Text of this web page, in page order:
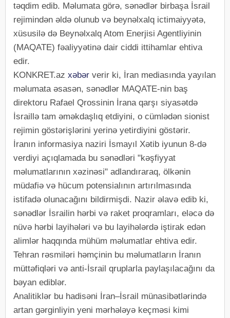
təqdim edib. Məlumata görə, sənədlər birbaşa İsrail
rejimindən əldə olunub və beynəlxalq ictimaiyyətə,
xüsusilə də Beynəlxalq Atom Enerjisi Agentliyinin
(MAQATE) fəaliyyətinə dair ciddi ittihamlar ehtiva
edir.
KONKRET.az xəbər verir ki, İran mediasında yayılan
məlumata əsasən, sənədlər MAQATE-nin baş
direktoru Rafael Qrossinin İrana qarşı siyasətdə
İsraillə tam əməkdaşlıq etdiyini, o cümlədən sionist
rejimin göstərişlərini yerinə yetirdiyini göstərir.
İranın informasiya naziri İsmayıl Xətib iyunun 8-də
verdiyi açıqlamada bu sənədləri "kəşfiyyat
məlumatlarının xəzinəsi" adlandıraraq, ölkənin
müdafiə və hücum potensialının artırılmasında
istifadə olunacağını bildirmişdi. Nazir əlavə edib ki,
sənədlər İsrailin hərbi və raket proqramları, eləcə də
nüvə hərbi layihələri və bu layihələrdə iştirak edən
alimlər haqqında mühüm məlumatlar ehtiva edir.
Tehran rəsmiləri həmçinin bu məlumatların İranın
müttəfiqləri və anti-İsrail qruplarla paylaşılacağını da
bəyan ediblər.
Analitiklər bu hadisəni İran–İsrail münasibətlərində
artan gərginliyin yeni mərhələyə keçməsi kimi